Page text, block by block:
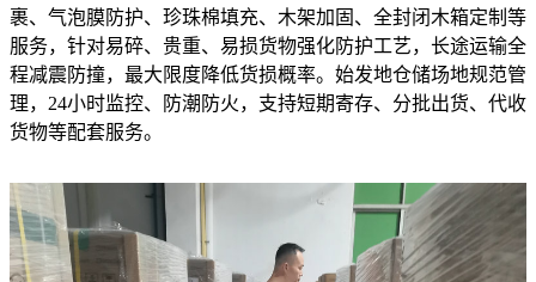
裹、气泡膜防护、珍珠棉填充、木架加固、全封闭木箱定制等
服务，针对易碎、贵重、易损货物强化防护工艺，长途运输全
程减震防撞，最大限度降低货损概率。始发地仓储场地规范管
理，24小时监控、防潮防火，支持短期寄存、分批出货、代收
货物等配套服务。